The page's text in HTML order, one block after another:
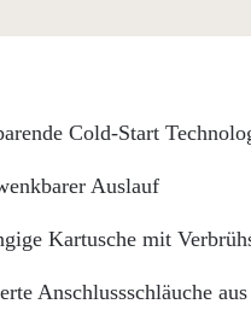
Cold-Start
Auslauf
Kartusche mit
Anschlussschläuche